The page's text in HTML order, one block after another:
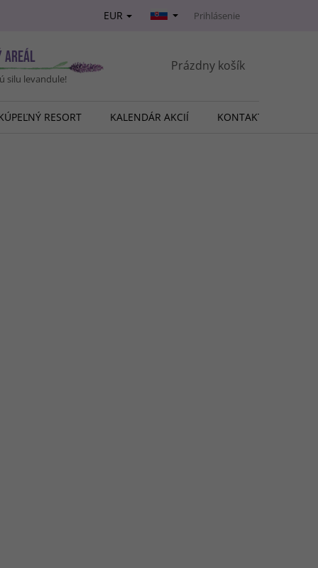
EUR Prihlásenie
AREÁL
silu levandule!
NÁKUPNÝ
Prázdny košík
RESORT KALENDÁR AKCIÍ KONTAKT